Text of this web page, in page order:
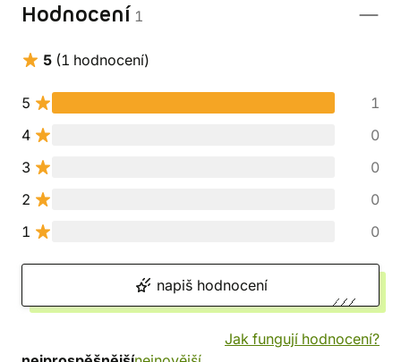
Hodnocení 1
5 (1 hodnocení)
5
1
4
0
3
0
2
0
1
0
napiš hodnocení
Jak fungují hodnocení?